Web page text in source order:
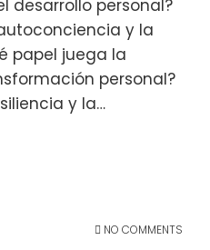
desarrollo personal?
y la
papel juega la
personal?
y la…
NO COMMENTS